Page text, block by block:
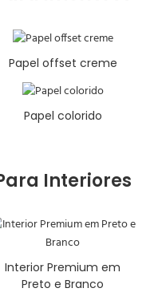
Papel offset creme
Papel colorido
Interiores
Interior Premium em
Preto e Branco